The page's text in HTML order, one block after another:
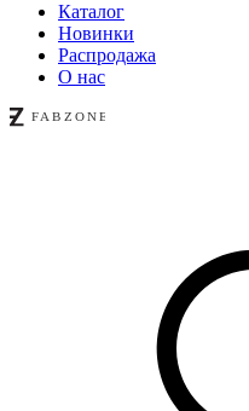
Каталог
Новинки
Распродажа
О нас